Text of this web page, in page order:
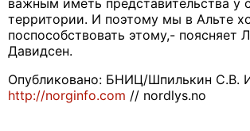
важным иметь представительства у
территории. И поэтому мы в Альте
поспособствовать этому,- поясняет
Давидсен.
Опубликовано: БНИЦ/Шпилькин С.В.
http://norginfo.com // nordlys.no